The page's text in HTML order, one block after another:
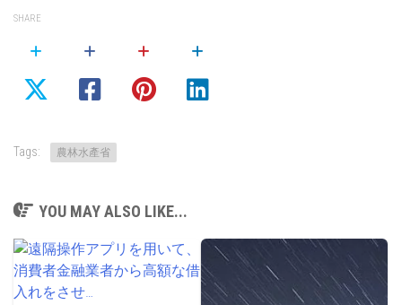
SHARE
Tags: 農林水產省
YOU MAY ALSO LIKE...